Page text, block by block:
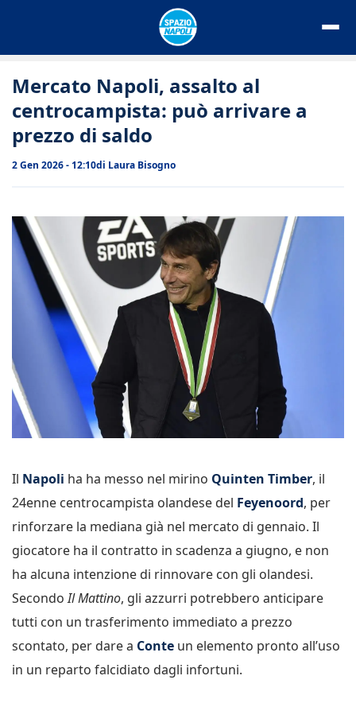
Mercato Napoli, assalto al
centrocampista: può arrivare a
prezzo di saldo
2 Gen 2026 - 12:10di Laura Bisogno
Il Napoli ha ha messo nel mirino Quinten Timber, il
24enne centrocampista olandese del Feyenoord, per
rinforzare la mediana già nel mercato di gennaio. Il
giocatore ha il contratto in scadenza a giugno, e non
ha alcuna intenzione di rinnovare con gli olandesi.
SecondoIl Mattino, gli azzurri potrebbero anticipare
tutti con un trasferimento immediato a prezzo
scontato, per dare a Conte un elemento pronto all’uso
in un reparto falcidiato dagli infortuni.